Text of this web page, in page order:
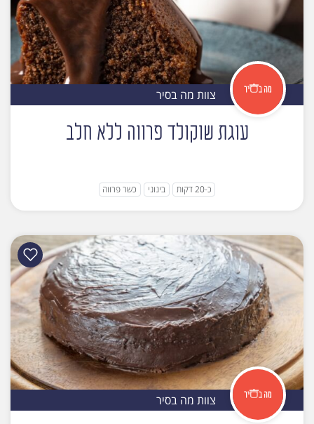
צוות מה בסיר
עוגת שוקולד פרווה ללא חלב
כ-20 דקות בינוני כשר פרווה
צוות מה בסיר